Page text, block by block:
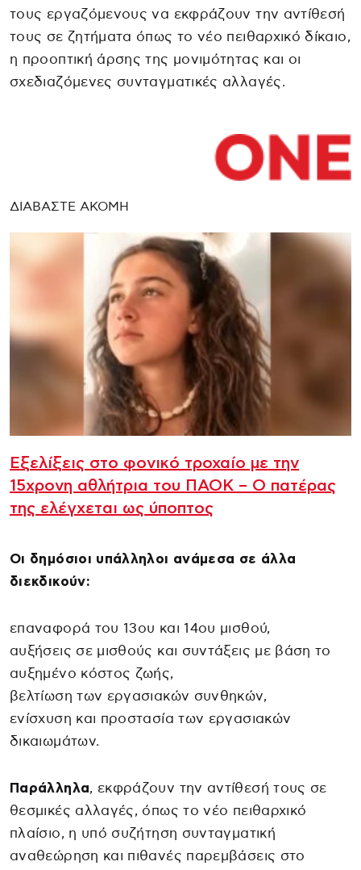
τους εργαζόμενους να εκφράζουν την αντίθεσή
τους σε ζητήματα όπως το νέο πειθαρχικό δίκαιο,
η προοπτική άρσης της μονιμότητας και οι
σχεδιαζόμενες συνταγματικές αλλαγές.
ΔΙΑΒΑΣΤΕ ΑΚΟΜΗ
Εξελίξεις στο φονικό τροχαίο με την
15χρονη αθλήτρια του ΠΑΟΚ – Ο πατέρας
της ελέγχεται ως ύποπτος
Οι δημόσιοι υπάλληλοι ανάμεσα σε άλλα
διεκδικούν:
επαναφορά του 13ου και 14ου μισθού,
αυξήσεις σε μισθούς και συντάξεις με βάση το
αυξημένο κόστος ζωής,
βελτίωση των εργασιακών συνθηκών,
ενίσχυση και προστασία των εργασιακών
δικαιωμάτων.
Παράλληλα, εκφράζουν την αντίθεσή τους σε
θεσμικές αλλαγές, όπως το νέο πειθαρχικό
πλαίσιο, η υπό συζήτηση συνταγματική
αναθεώρηση και πιθανές παρεμβάσεις στο